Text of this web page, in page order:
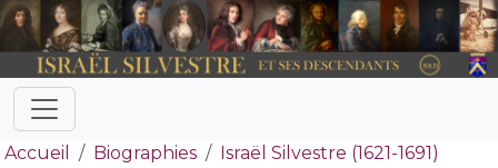
Accueil Biographies
Israël Silvestre (1621-1691)